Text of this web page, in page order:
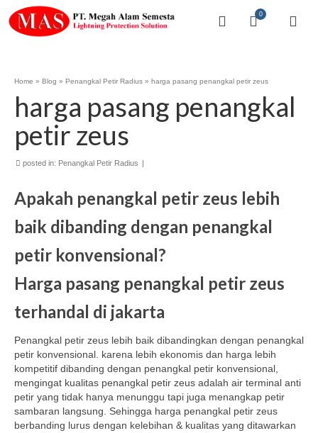
0
Home » Blog » Penangkal Petir Radius » harga pasang penangkal petir zeus
harga pasang penangkal
petir zeus
posted in: Penangkal Petir Radius |
Apakah penangkal petir zeus lebih
baik dibanding dengan penangkal
petir konvensional?
Harga pasang penangkal petir zeus
terhandal di jakarta
Penangkal petir zeus lebih baik dibandingkan dengan penangkal
petir konvensional. karena lebih ekonomis dan harga lebih
kompetitif dibanding dengan penangkal petir konvensional,
mengingat kualitas penangkal petir zeus adalah air terminal anti
petir yang tidak hanya menunggu tapi juga menangkap petir
sambaran langsung. Sehingga harga penangkal petir zeus
berbanding lurus dengan kelebihan & kualitas yang ditawarkan